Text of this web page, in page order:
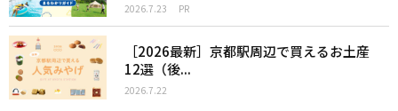
2026.7.23 PR
［2026最新］京都駅周辺で買えるお土産
12選（後...
2026.7.22